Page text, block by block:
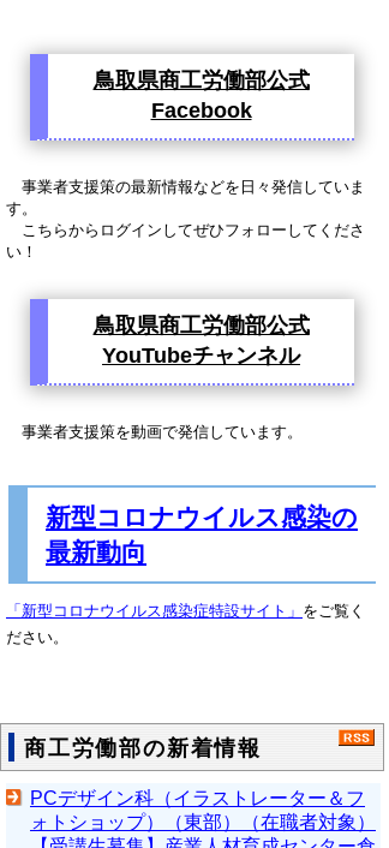
鳥取県商工労働部公式
Facebook
事業者支援策の最新情報などを日々発信していま
す。
こちらからログインしてぜひフォローしてくださ
い！
鳥取県商工労働部公式
YouTubeチャンネル
事業者支援策を動画で発信しています。
新型コロナウイルス感染の
最新動向
「新型コロナウイルス感染症特設サイト」 をご覧く
ださい。
商工労働部の新着情報
PCデザイン科（イラストレーター＆フ
ォトショップ）（東部）（在職者対象）